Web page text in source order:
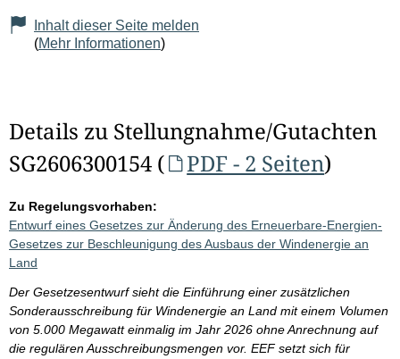
Inhalt dieser Seite melden
(Mehr Informationen)
Details zu Stellungnahme/Gutachten
SG2606300154 (
PDF - 2 Seiten)
Zu Regelungsvorhaben:
Entwurf eines Gesetzes zur Änderung des Erneuerbare-Energien-
Gesetzes zur Beschleunigung des Ausbaus der Windenergie an
Land
Der Gesetzesentwurf sieht die Einführung einer zusätzlichen
Sonderausschreibung für Windenergie an Land mit einem Volumen
von 5.000 Megawatt einmalig im Jahr 2026 ohne Anrechnung auf
die regulären Ausschreibungsmengen vor. EEF setzt sich für